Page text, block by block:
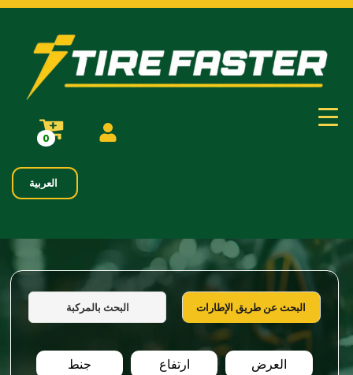
0
العربية
البحث عن طريق الإطارات البحث بالمركبة
العرض ارتفاع جنط